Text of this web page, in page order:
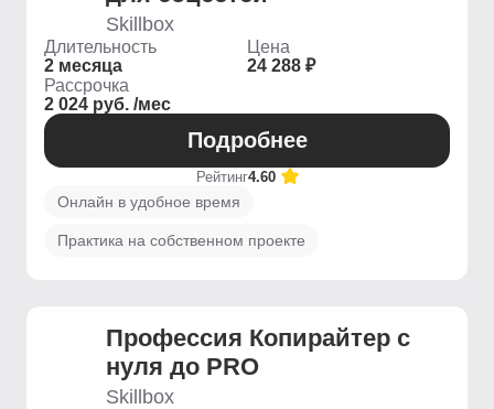
Skillbox
Длительность
2 месяца
Цена
24 288 ₽
Рассрочка
2 024 руб. /мес
Подробнее
Рейтинг4.60
Онлайн в удобное время
Практика на собственном проекте
Профессия Копирайтер с
нуля до PRO
Skillbox